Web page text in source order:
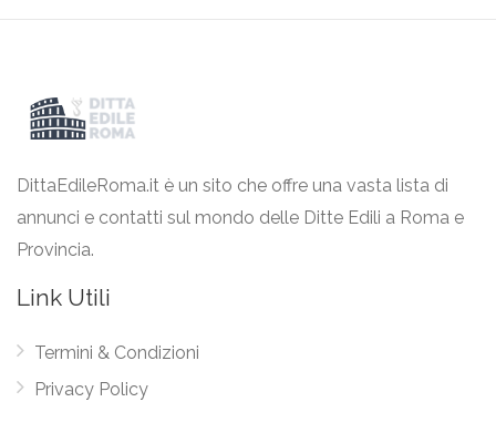
DittaEdileRoma.it è un sito che offre una vasta lista di
annunci e contatti sul mondo delle Ditte Edili a Roma e
Provincia.
Link Utili
Termini & Condizioni
Privacy Policy